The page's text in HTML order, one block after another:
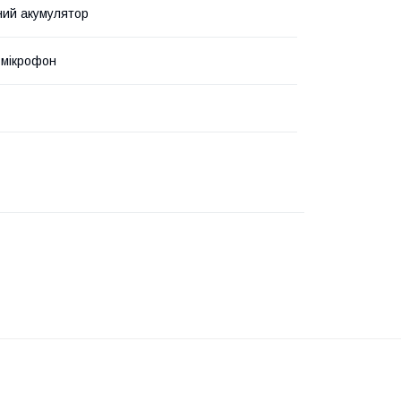
акумулятор